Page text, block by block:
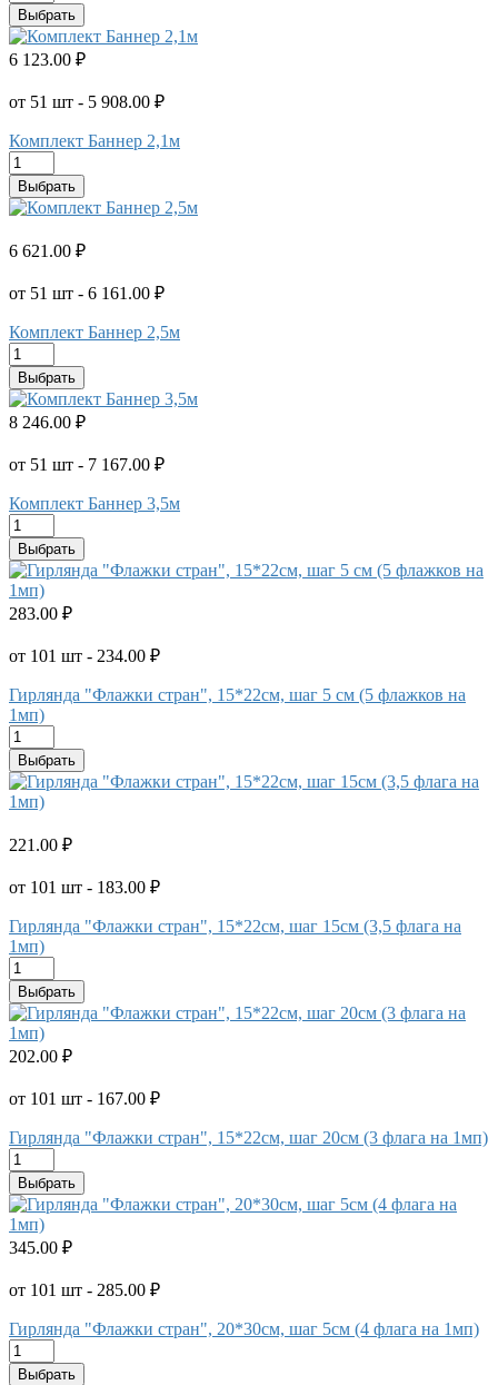
Выбрать
6 123.00 ₽
от 51 шт - 5 908.00 ₽
Комплект Баннер 2,1м
Выбрать
6 621.00 ₽
от 51 шт - 6 161.00 ₽
Комплект Баннер 2,5м
Выбрать
8 246.00 ₽
от 51 шт - 7 167.00 ₽
Комплект Баннер 3,5м
Выбрать
283.00 ₽
от 101 шт - 234.00 ₽
Гирлянда "Флажки стран", 15*22см, шаг 5 см (5 флажков на
1мп)
Выбрать
221.00 ₽
от 101 шт - 183.00 ₽
Гирлянда "Флажки стран", 15*22см, шаг 15см (3,5 флага на
1мп)
Выбрать
202.00 ₽
от 101 шт - 167.00 ₽
Гирлянда "Флажки стран", 15*22см, шаг 20см (3 флага на 1мп)
Выбрать
345.00 ₽
от 101 шт - 285.00 ₽
Гирлянда "Флажки стран", 20*30см, шаг 5см (4 флага на 1мп)
Выбрать